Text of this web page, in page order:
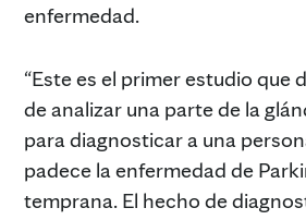
enfermedad.
“Este es el primer estudio que
de analizar una parte de la
para diagnosticar a una
padece la enfermedad de
temprana. El hecho de